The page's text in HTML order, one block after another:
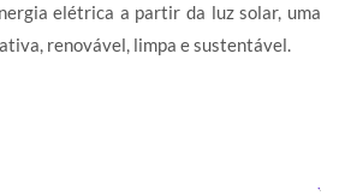
elétrica a partir da luz solar, uma
renovável, limpa e sustentável.